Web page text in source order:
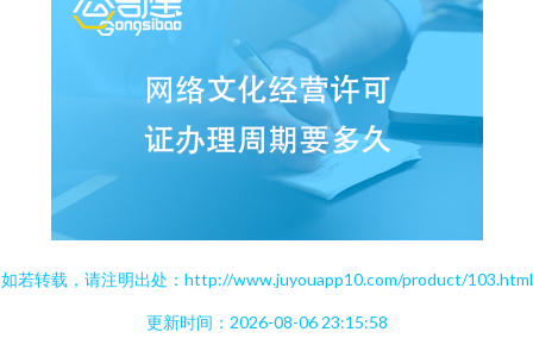
如若转载，请注明出处：http://www.juyouapp10.com/product/103.html
更新时间：2026-08-06 23:15:58